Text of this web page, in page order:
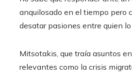
anquilosado en el tiempo pero
desatar pasiones entre quien lo
Mitsotakis, que traía asuntos
relevantes como la crisis